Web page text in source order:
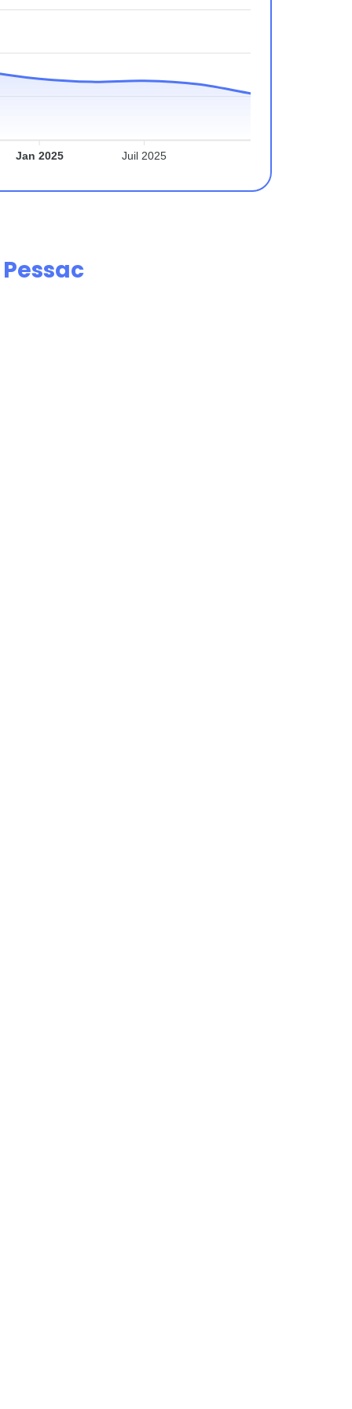
Jan 2025 Juil 2025
Pessac